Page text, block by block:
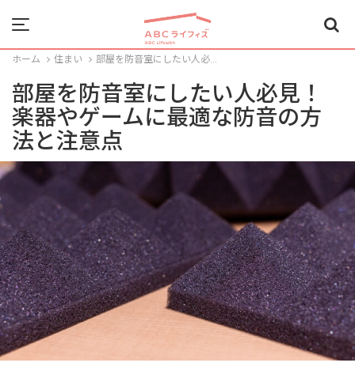
Menu
ホーム 住まい 部屋を防音室にしたい人必...
部屋を防音室にしたい人必見！
楽器やゲームに最適な防音の方
法と注意点